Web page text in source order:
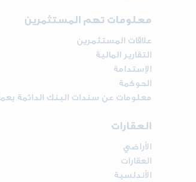
معلومات تهم المستثمرين
علاقات المستثمرين
التقارير المالية
الإستدامة
الحوكمة
معلومات عن سندات البنك الدائمة
العقارات
الأراضي
العقارات
الأندلسية